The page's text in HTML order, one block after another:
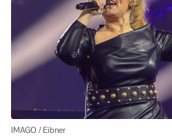
IMAGO / Eibner